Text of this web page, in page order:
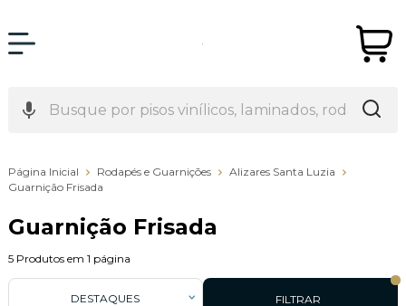
Página Inicial Rodapés e Guarnições
Alizares Santa Luzia
Guarnição Frisada
Guarnição Frisada
5 Produtos em 1 página
FILTRAR
DESTAQUES